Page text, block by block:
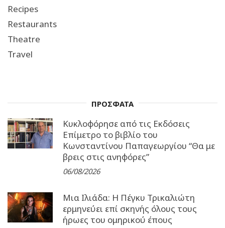
Recipes
Restaurants
Theatre
Travel
ΠΡΟΣΦΑΤΑ
Κυκλοφόρησε από τις Εκδόσεις
Επίμετρο το βιβλίο του
Κωνσταντίνου Παπαγεωργίου “Θα με
βρεις στις ανηφόρες”
06/08/2026
Μια Ιλιάδα: H Πέγκυ Τρικαλιώτη
ερμηνεύει επί σκηνής όλους τους
ήρωες του ομηρικού έπους